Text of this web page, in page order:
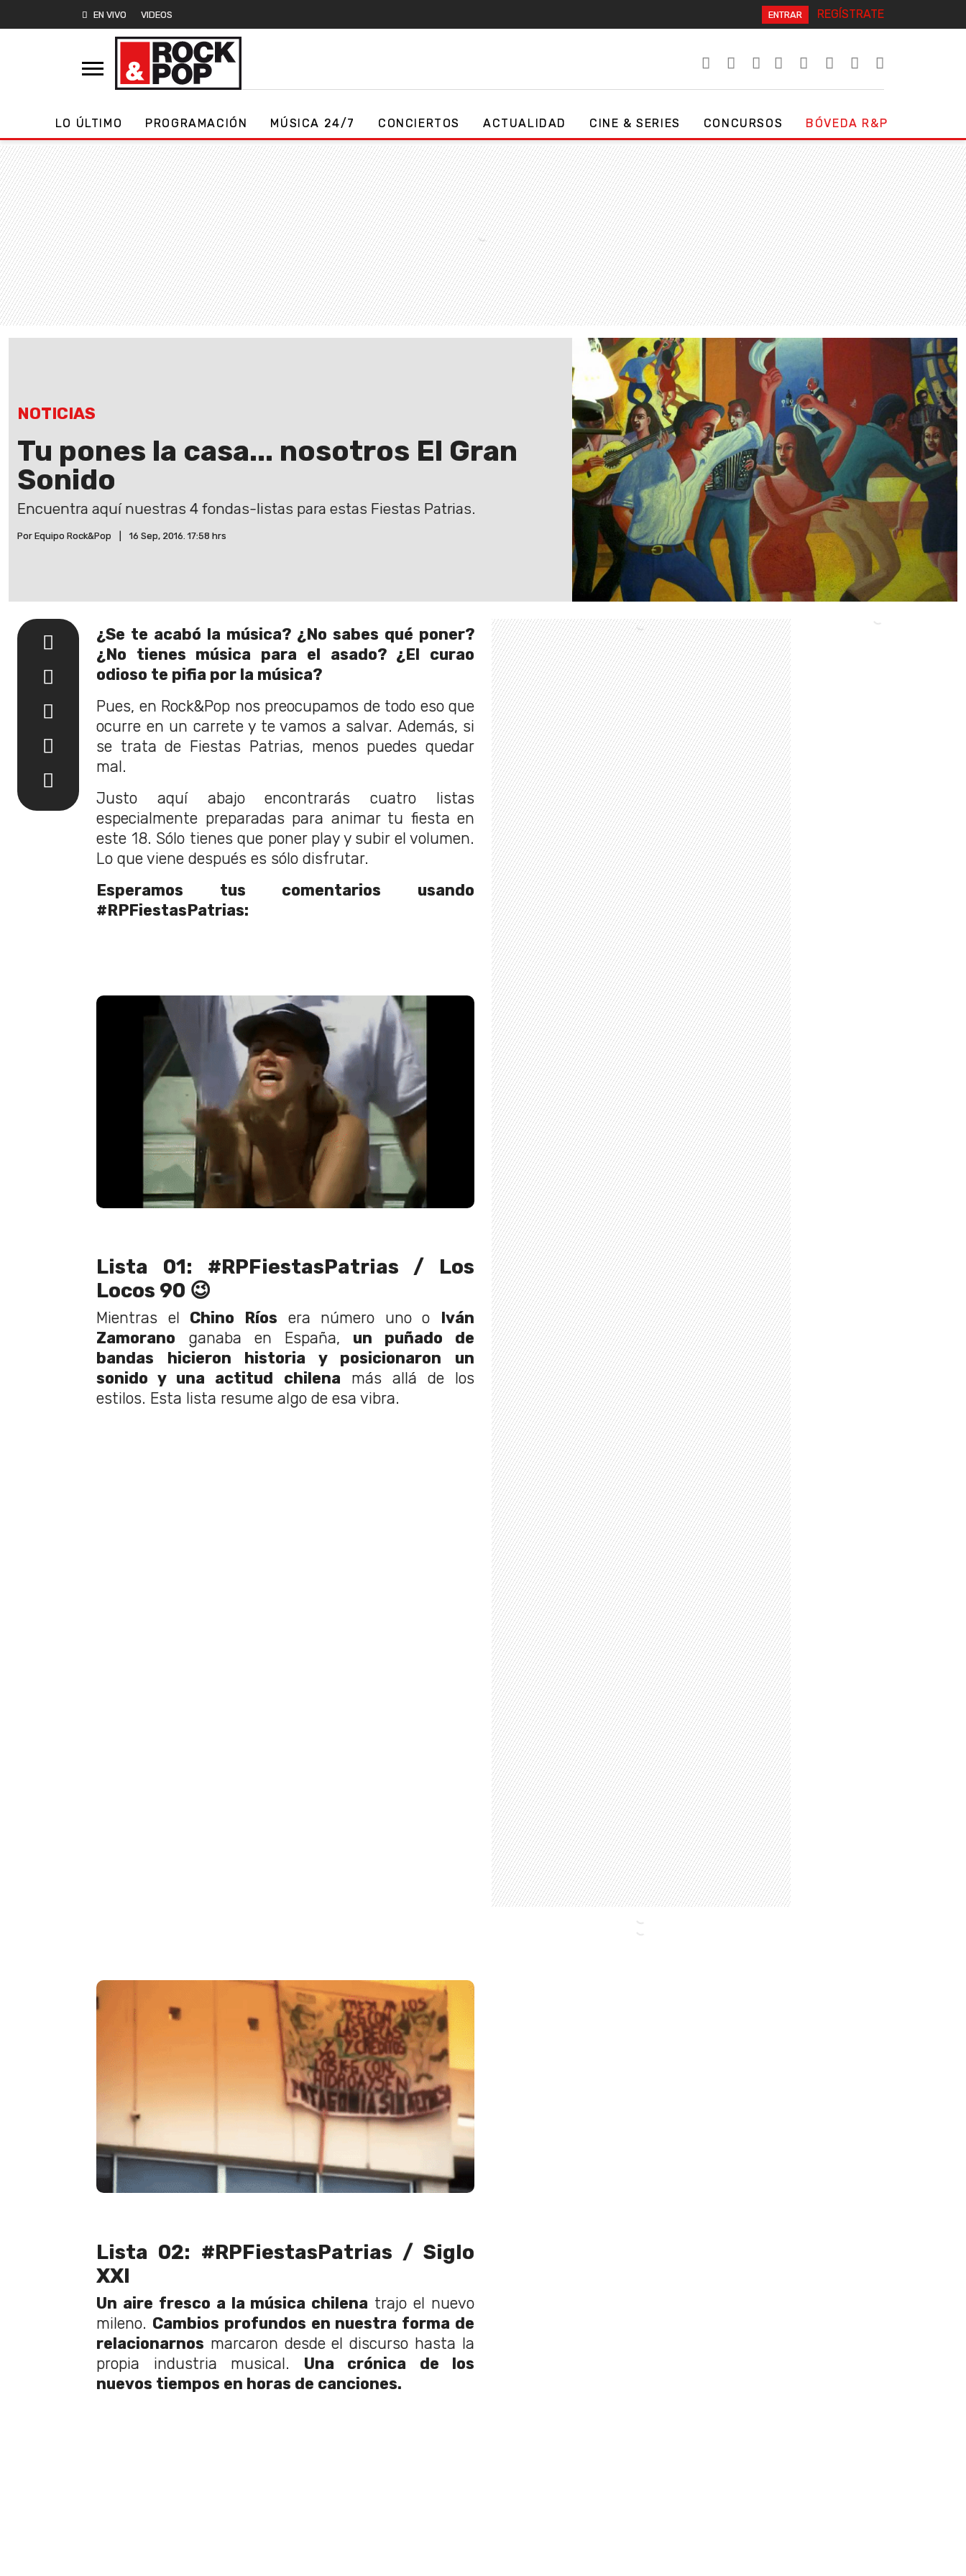
EN VIVO VIDEOS ENTRAR REGÍSTRATE
LO ÚLTIMO PROGRAMACIÓN MÚSICA 24/7 CONCIERTOS ACTUALIDAD CINE & SERIES CONCURSOS BÓVEDA R&P
NOTICIAS
Tu pones la casa... nosotros El Gran
Sonido
Encuentra aquí nuestras 4 fondas-listas para estas Fiestas Patrias.
Por Equipo Rock&Pop 16 Sep, 2016. 17:58 hrs
¿Se te acabó la música? ¿No sabes qué poner?
¿No tienes música para el asado? ¿El curao
odioso te pifia por la música?
Pues, en Rock&Pop nos preocupamos de todo eso que
ocurre en un carrete y te vamos a salvar. Además, si
se trata de Fiestas Patrias, menos puedes quedar
mal.
Justo aquí abajo encontrarás cuatro listas
especialmente preparadas para animar tu fiesta en
este 18. Sólo tienes que poner play y subir el volumen.
Lo que viene después es sólo disfrutar.
Esperamos tus comentarios usando
#RPFiestasPatrias:
Lista 01: #RPFiestasPatrias / Los
Locos 90 😉
Mientras el Chino Ríos era número uno o Iván
Zamorano ganaba en España, un puñado de
bandas hicieron historia y posicionaron un
sonido y una actitud chilena más allá de los
estilos. Esta lista resume algo de esa vibra.
Lista 02: #RPFiestasPatrias / Siglo
XXI
Un aire fresco a la música chilena trajo el nuevo
mileno. Cambios profundos en nuestra forma de
relacionarnos marcaron desde el discurso hasta la
propia industria musical. Una crónica de los
nuevos tiempos en horas de canciones.